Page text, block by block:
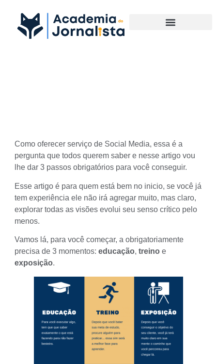
Como oferecer serviço de Social Media, essa é a
pergunta que todos querem saber e nesse artigo vou
lhe dar 3 passos obrigatórios para você conseguir.
Esse artigo é para quem está bem no inicio, se você já
tem experiência ele não irá agregar muito, mas claro,
explorar todas as visões evolui seu senso crítico pelo
menos.
Vamos lá, para você começar, a obrigatoriamente
precisa de 3 momentos: educação, treino e
exposição.